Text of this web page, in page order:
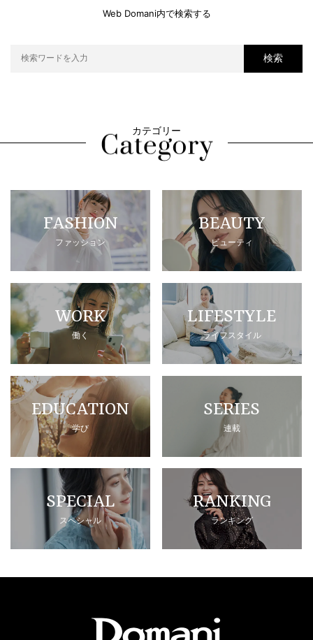
Web Domani内で検索する
検索
カテゴリー
FASHION
ファッション
BEAUTY
ビューティ
WORK
働く
LIFESTYLE
ライフスタイル
EDUCATION
学び
SERIES
連載
SPECIAL
スペシャル
RANKING
ランキング